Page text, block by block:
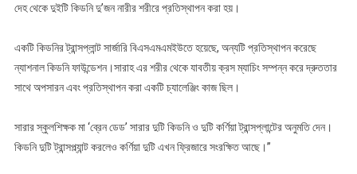
দেহ থেকে দুইটি কিডনি দু’জন নারীর শরীরে প্রতিস্থাপন করা হয়।
একটি কিডনির ট্রান্সপ্লান্ট সার্জারি বিএসএমএমইউতে হয়েছে, অন্যটি প্রতিস্থাপন করেছে
ন্যাশনাল কিডনি ফাউন্ডেশন।সারাহ এর শরীর থেকে যাবতীয় ক্রস ম্যাচিং সম্পন্ন করে দ্রুততার
সাথে অপসারন এবং প্রতিস্থাপন করা একটি চ্যালেঞ্জিং কাজ ছিল।
সারার স্কুলশিক্ষক মা ‘ব্রেন ডেড’ সারার দুটি কিডনি ও দুটি কর্ণিয়া ট্রান্সপ্লান্টের অনুমতি দেন।
কিডনি দুটি ট্রান্সপ্ল্যান্ট করলেও কর্ণিয়া দুটি এখন ফ্রিজারে সংরক্ষিত আছে।”